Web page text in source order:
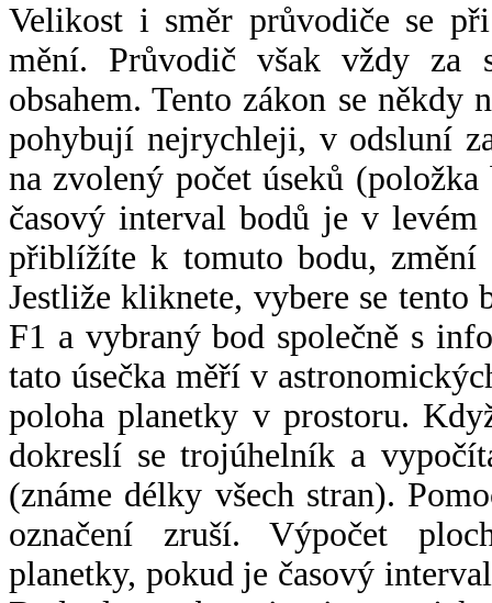
Velikost i směr průvodiče se
mění. Průvodič však vždy za
obsahem. Tento zákon se někdy
pohybují nejrychleji, v odsluní
na zvolený počet úseků
časový interval bodů je v
přiblížíte k tomuto bodu,
Jestliže kliknete, vybere se tento
F1 a vybraný bod společně s
tato úsečka měří v
poloha planetky v prostoru.
dokreslí se trojúhelník a
(známe délky všech stran).
označení zruší. Výpočet
planetky, pokud je časový